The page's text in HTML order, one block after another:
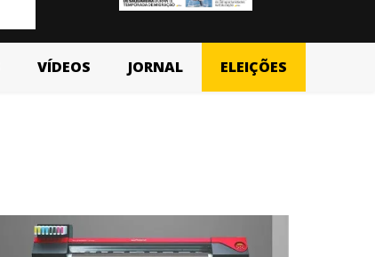
VÍDEOS JORNAL ELEIÇÕES